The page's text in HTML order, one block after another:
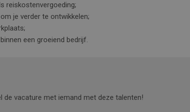
reiskostenvergoeding;
je verder te ontwikkelen;
een groeiend bedrijf.
vacature met iemand met deze talenten!